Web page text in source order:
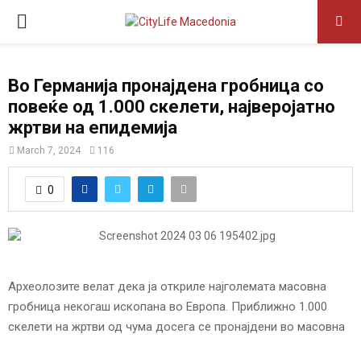
P
I
M
A
R
Y
M
Во Германија пронајдена гробница со
повеќе од 1.000 скелети, најверојатно
жртви на епидемија
March 7, 2024 116
0
Археолозите велат дека ја откриле најголемата масовна
гробница некогаш ископана во Европа. Приближно 1.000
скелети на жртви од чума досега се пронајдени во масовна